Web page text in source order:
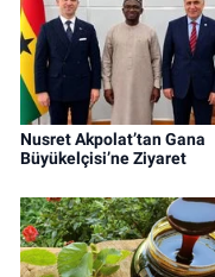
Nusret Akpolat’tan Gana
Büyükelçisi’ne Ziyaret